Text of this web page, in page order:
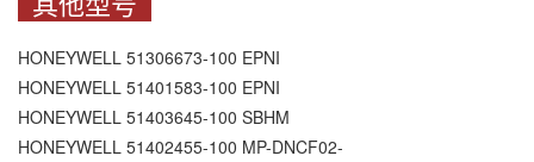
HONEYWELL 51306673-100 EPNI
HONEYWELL 51401583-100 EPNI
HONEYWELL 51403645-100 SBHM
HONEYWELL 51402455-100 MP-DNCF02-